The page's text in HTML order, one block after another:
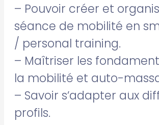
– Pouvoir créer et
séance de mobilité en
/ personal training.
– Maîtriser les
la mobilité et auto-
– Savoir s’adapter aux
profils.